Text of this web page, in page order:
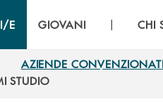
E GIOVANI | CHI
AZIENDE
AZIENDE CONVENZIONATE
STUDIO